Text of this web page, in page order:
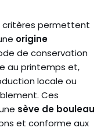
critères permettent
origine
de conservation
au printemps et,
locale ou
Ces
sève de bouleau
et conforme aux